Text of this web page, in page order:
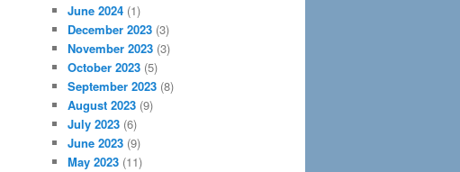
June 2024 (1)
December 2023 (3)
November 2023 (3)
October 2023 (5)
September 2023 (8)
August 2023 (9)
July 2023 (6)
June 2023 (9)
May 2023 (11)